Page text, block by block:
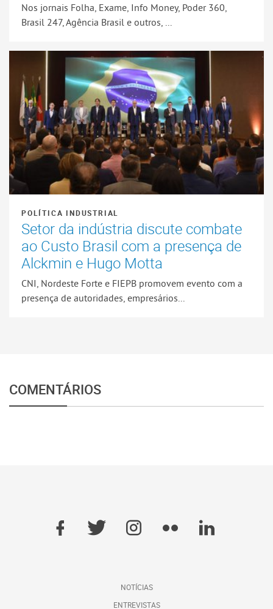
Nos jornais Folha, Exame, Info Money, Poder 360,
Brasil 247, Agência Brasil e outros, ...
POLÍTICA INDUSTRIAL
Setor da indústria discute combate
ao Custo Brasil com a presença de
Alckmin e Hugo Motta
CNI, Nordeste Forte e FIEPB promovem evento com a
presença de autoridades, empresários...
COMENTÁRIOS
NOTÍCIAS
ENTREVISTAS